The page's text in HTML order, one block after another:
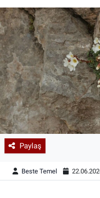
Paylaş
Beste Temel